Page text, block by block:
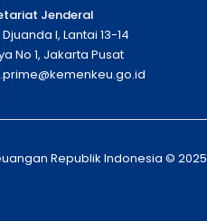
Jenderal
I, Lantai 13-14
No 1, Jakarta Pusat
Republik Indonesia © 2025